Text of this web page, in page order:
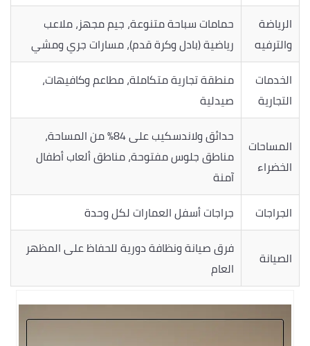
الرياضة
والترفيه
حمامات سباحة متنوعة، جيم مجهز، ملاعب
رياضية (بادل وكرة قدم)، مسارات جري ومشي
الخدمات
التجارية
منطقة تجارية متكاملة، مطاعم وكافيهات،
صيدلية
المساحات
الخضراء
حدائق ولاندسكيب على 84% من المساحة،
مناطق جلوس مفتوحة، مناطق ألعاب أطفال
آمنة
الجراجات
جراجات أسفل العمارات لكل وحدة
الصيانة
فرق صيانة ونظافة دورية للحفاظ على المظهر
العام